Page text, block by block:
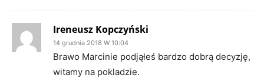
Ireneusz Kopczyński
14 grudnia 2018 W 10:04
Brawo Marcinie podjąłeś bardzo dobrą decyzję,
witamy na pokladzie.